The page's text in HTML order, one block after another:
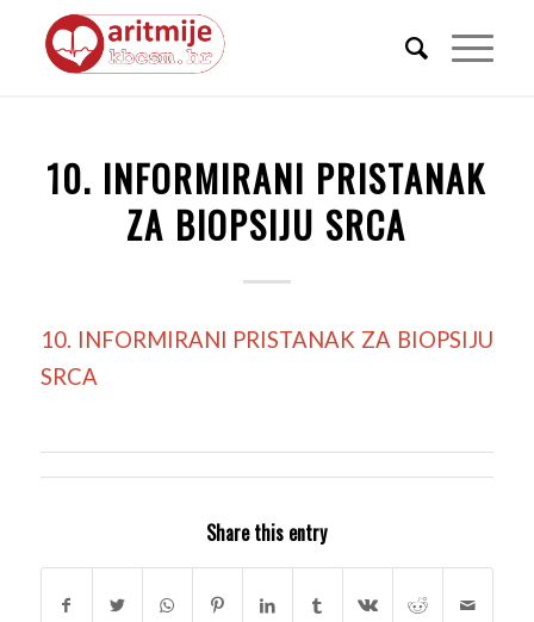
10. INFORMIRANI PRISTANAK
ZA BIOPSIJU SRCA
10. INFORMIRANI PRISTANAK ZA BIOPSIJU
SRCA
Share this entry